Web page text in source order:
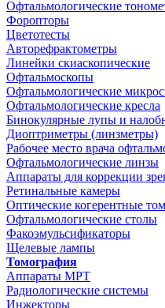
Офтальмологические
Форопторы
Цветотесты
Авторефрактометры
Линейки скиаскопические
Офтальмоскопы
Офтальмологические
Офтальмологические кресла
Бинокулярные лупы и
Диоптриметры (линзметры)
Рабочее место врача
Офтальмологические линзы
Аппараты для коррекции
Ретинальные камеры
Оптические когерентные
Офтальмологические столы
Факоэмульсификаторы
Щелевые лампы
Томография
Аппараты МРТ
Радиологические системы
Инжекторы